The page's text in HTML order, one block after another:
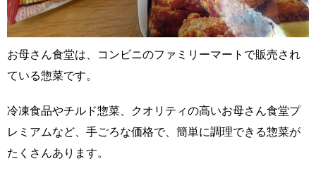
お母さん食堂は、コンビニのファミリーマートで販売され
ている惣菜です。
冷凍食品やチルド惣菜、クオリティの高いお母さん食堂プ
レミアムなど、手ごろな価格で、簡単に調理できる惣菜が
たくさんあります。